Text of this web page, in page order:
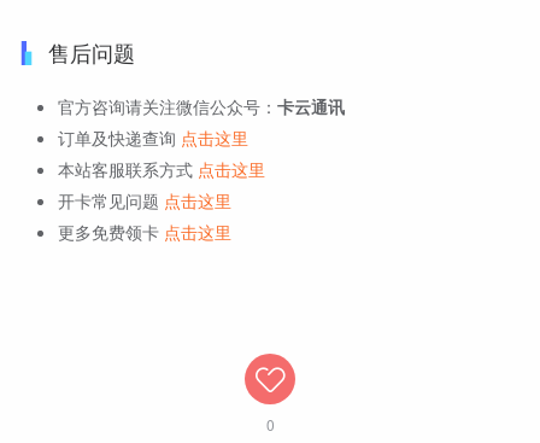
售后问题
官方咨询请关注微信公众号： 卡云通讯
订单及快递查询 点击这里
本站客服联系方式 点击这里
开卡常见问题 点击这里
更多免费领卡 点击这里
0